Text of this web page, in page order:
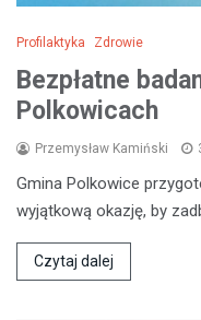
Profilaktyka Zdrowie
Bezpłatne
Polkowicach
Przemysław Kamiński
Gmina Polkowice
wyjątkową okazję, by
Czytaj dalej